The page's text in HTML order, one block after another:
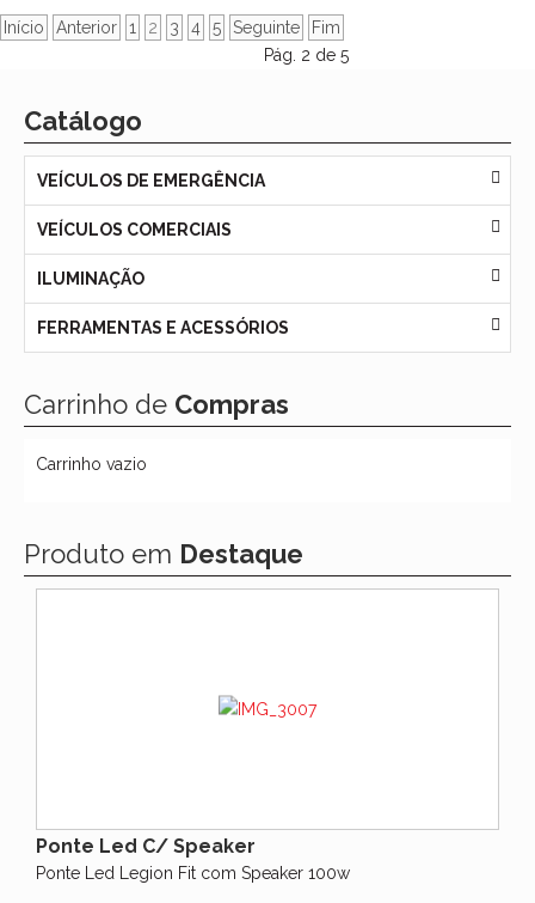
Início Anterior 1 2 3 4 5 Seguinte
Fim
Pág. 2 de 5
Catálogo
VEÍCULOS DE EMERGÊNCIA
VEÍCULOS COMERCIAIS
ILUMINAÇÃO
FERRAMENTAS E ACESSÓRIOS
Carrinho de Compras
Carrinho vazio
Produto em Destaque
Ponte Led C/ Speaker
Ponte Led Legion Fit com Speaker 100w